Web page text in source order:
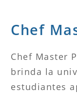
Chef
Chef Master
brinda la
estudiantes